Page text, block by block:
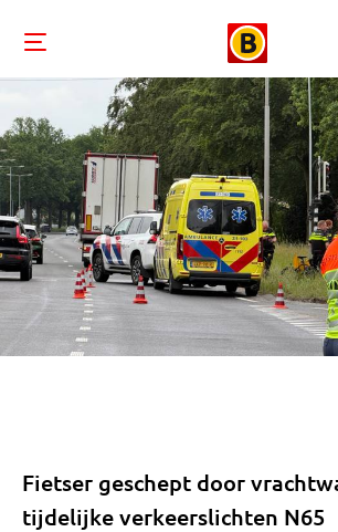
Fietser geschept door
tijdelijke verkeerslichten N65